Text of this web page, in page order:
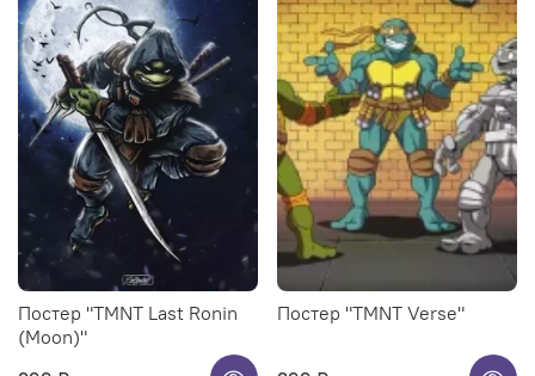
Постер "TMNT Last Ronin
(Moon)"
Постер "TMNT Verse"